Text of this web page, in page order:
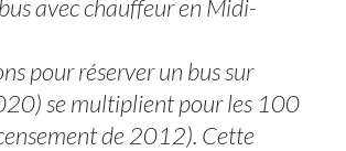
avec chauffeur en Midi-
pour réserver un bus sur
se multiplient pour les 100
de 2012). Cette